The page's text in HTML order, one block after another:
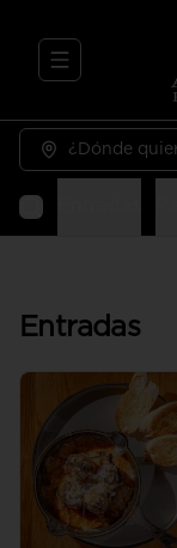
Abrir menu
¿Dónde
Entradas